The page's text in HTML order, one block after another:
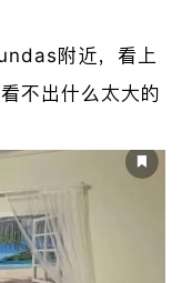
附近，看上
不出什么太大的